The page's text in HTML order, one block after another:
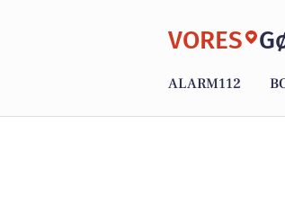
VORES
ALARM112